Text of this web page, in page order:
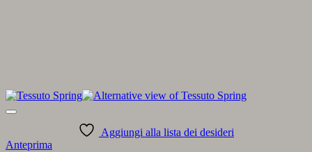
Aggiungi alla lista dei desideri
Anteprima